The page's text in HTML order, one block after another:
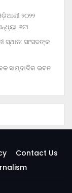
୨୦୨୨
୬ଟା
ସ୍ଥାନ: ସାଂସଦଙ୍କ
ସାମ୍ବାଦିକ ଭବନ
Contact Us